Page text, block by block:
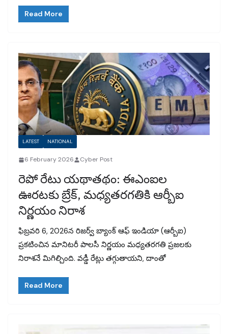
Read More
LATEST NATIONAL
6 February 2026 Cyber Post
రెపో రేటు యథాతథం: ఈఎంఐల
ఊరటకు బ్రేక్, మధ్యతరగతికి ఆర్బీఐ
నిర్ణయం నిరాశ
ఫిబ్రవరి 6, 2026న రిజర్వ్ బ్యాంక్ ఆఫ్ ఇండియా (ఆర్బీఐ)
ప్రకటించిన మానిటరీ పాలసీ నిర్ణయం మధ్యతరగతి ప్రజలకు
నిరాశనే మిగిల్చింది. వడ్డీ రేట్లు తగ్గుతాయని, దాంతో
Read More